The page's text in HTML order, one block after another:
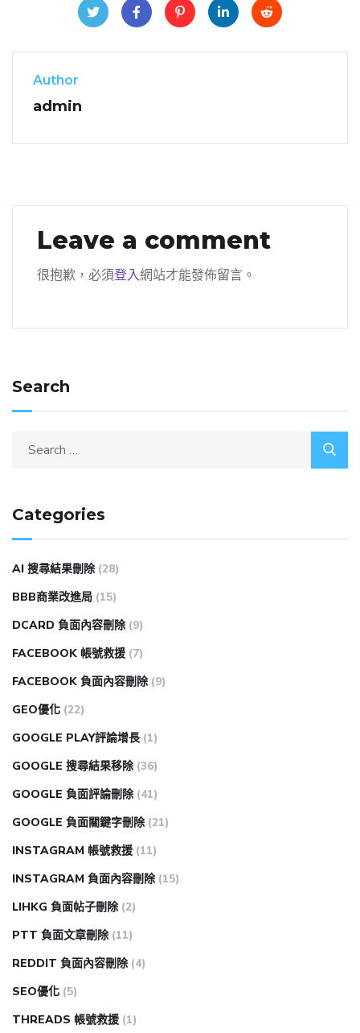
Author
admin
Leave a comment
很抱歉，必須登入網站才能發佈留言。
Search
Categories
AI 搜尋結果刪除 (28)
BBB商業改進局 (15)
DCARD 負面內容刪除 (9)
FACEBOOK 帳號救援 (7)
FACEBOOK 負面內容刪除 (9)
GEO優化 (22)
GOOGLE PLAY評論增長 (1)
GOOGLE 搜尋結果移除 (36)
GOOGLE 負面評論刪除 (41)
GOOGLE 負面關鍵字刪除 (21)
INSTAGRAM 帳號救援 (11)
INSTAGRAM 負面內容刪除 (15)
LIHKG 負面帖子刪除 (2)
PTT 負面文章刪除 (11)
REDDIT 負面內容刪除 (4)
SEO優化 (5)
THREADS 帳號救援 (1)